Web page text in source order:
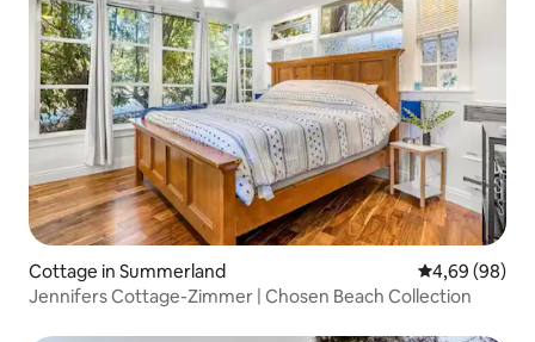
Cottage in Summerland
4,69 (98)
Jennifers Cottage-Zimmer | Chosen Beach Collection